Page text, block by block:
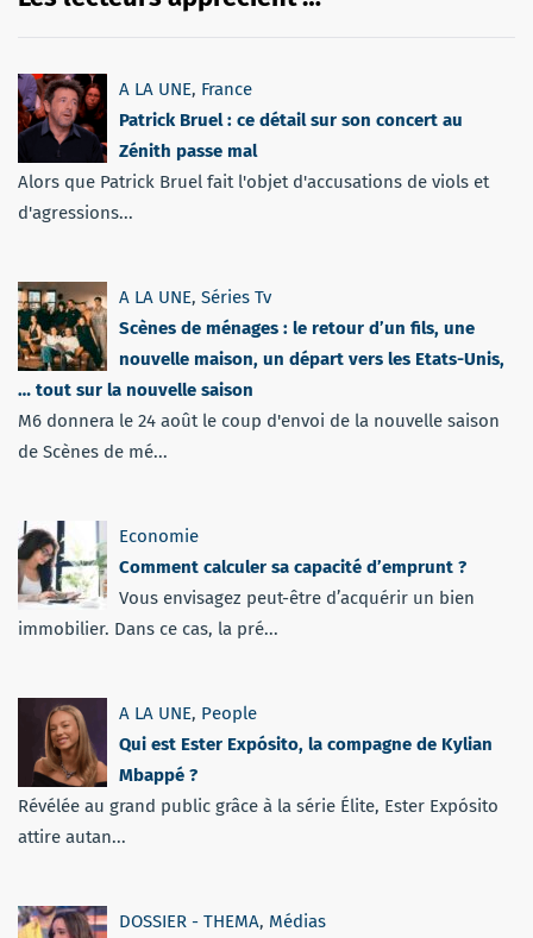
A LA UNE, France
Patrick Bruel : ce détail sur son concert au
Zénith passe mal
Alors que Patrick Bruel fait l'objet d'accusations de viols et
d'agressions...
A LA UNE, Séries Tv
Scènes de ménages : le retour d’un fils, une
nouvelle maison, un départ vers les Etats-Unis,
… tout sur la nouvelle saison
M6 donnera le 24 août le coup d'envoi de la nouvelle saison
de Scènes de mé...
Economie
Comment calculer sa capacité d’emprunt ?
Vous envisagez peut-être d’acquérir un bien
immobilier. Dans ce cas, la pré...
A LA UNE, People
Qui est Ester Expósito, la compagne de Kylian
Mbappé ?
Révélée au grand public grâce à la série Élite, Ester Expósito
attire autan...
DOSSIER - THEMA, Médias